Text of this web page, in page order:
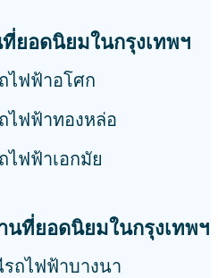
ยอดนิยมในกรุงเทพฯ
ไฟฟ้าอโศก
ไฟฟ้าทองหล่อ
ไฟฟ้าเอกมัย
นที่ยอดนิยมในกรุงเทพฯ
ถไฟฟ้าบางนา